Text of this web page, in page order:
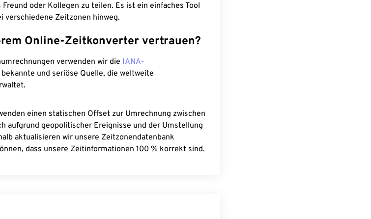
oder Kollegen zu teilen. Es ist ein einfaches Tool
verschiedene Zeitzonen hinweg.
Online-Zeitkonverter vertrauen?
verwenden wir die IANA-
und seriöse Quelle, die weltweite
einen statischen Offset zur Umrechnung zwischen
aufgrund geopolitischer Ereignisse und der Umstellung
aktualisieren wir unsere Zeitzonendatenbank
dass unsere Zeitinformationen 100 % korrekt sind.